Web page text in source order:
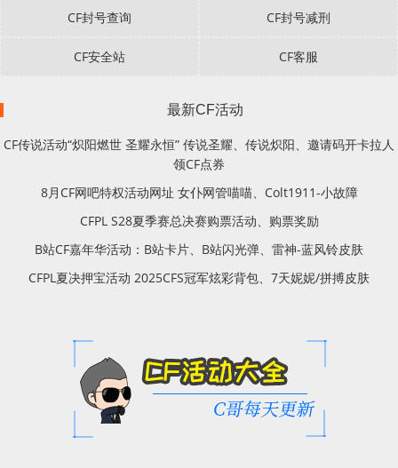
CF封号查询 CF封号减刑
CF安全站 CF客服
最新CF活动
CF传说活动“炽阳燃世 圣耀永恒” 传说圣耀、传说炽阳、邀请码开卡拉人
领CF点券
8月CF网吧特权活动网址 女仆网管喵喵、Colt1911-小故障
CFPL S28夏季赛总决赛购票活动、购票奖励
B站CF嘉年华活动：B站卡片、B站闪光弹、雷神-蓝风铃皮肤
CFPL夏决押宝活动 2025CFS冠军炫彩背包、7天妮妮/拼搏皮肤